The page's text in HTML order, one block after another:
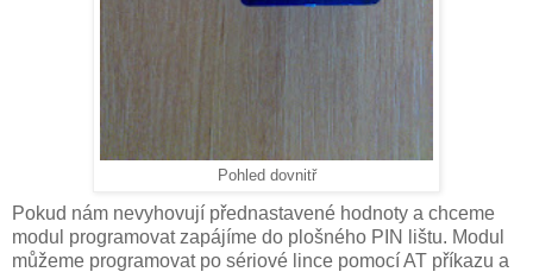
Pohled dovnitř
Pokud nám nevyhovují přednastavené hodnoty a chceme
modul programovat zapájíme do plošného PIN lištu. Modul
můžeme programovat po sériové lince pomocí AT příkazu a